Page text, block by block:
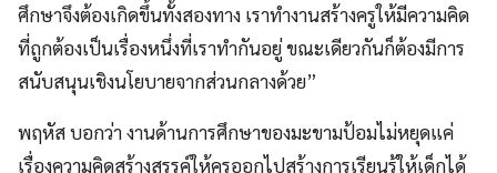
ศึกษาจึงต้องเกิดขึ้นทั้งสองทาง เราทำงานสร้างครูให้มีความคิด
ที่ถูกต้องเป็นเรื่องหนึ่งที่เราทำกันอยู่ ขณะเดียวกันก็ต้องมีการ
สนับสนุนเชิงนโยบายจากส่วนกลางด้วย”
พฤหัส บอกว่า งานด้านการศึกษาของมะขามป้อมไม่หยุดแค่
เรื่องความคิดสร้างสรรค์ให้ครูออกไปสร้างการเรียนรู้ให้เด็กได้